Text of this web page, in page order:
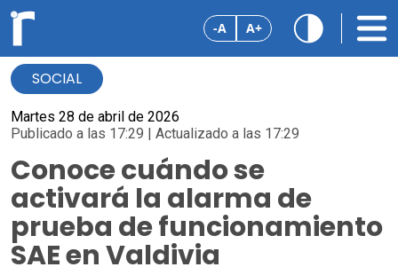
-A A+
SOCIAL
Martes 28 de abril de 2026
Publicado a las 17:29 | Actualizado a las 17:29
Conoce cuándo se
activará la alarma de
prueba de funcionamiento
SAE en Valdivia